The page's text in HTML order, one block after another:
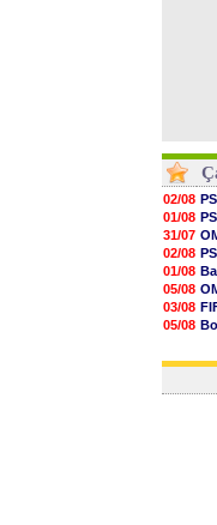
02/08
01/08
31/07
02/08
01/08
05/08
03/08
05/08
03/08